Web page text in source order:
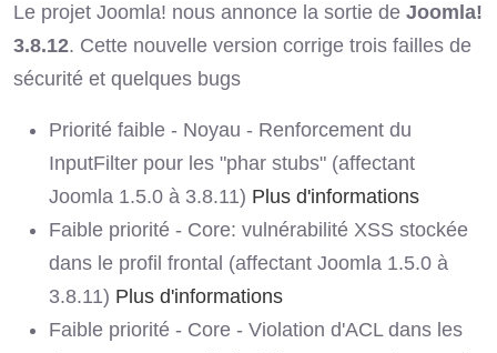
Le projet Joomla! nous annonce la sortie de Joomla!
3.8.12. Cette nouvelle version corrige trois failles de
sécurité et quelques bugs
Priorité faible - Noyau - Renforcement du
InputFilter pour les "phar stubs" (affectant
Joomla 1.5.0 à 3.8.11) Plus d'informations
Faible priorité - Core: vulnérabilité XSS stockée
dans le profil frontal (affectant Joomla 1.5.0 à
3.8.11) Plus d'informations
Faible priorité - Core - Violation d'ACL dans les